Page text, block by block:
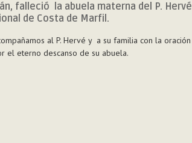
falleció la abuela materna del P. Hervé
de Costa de Marfil.
al P. Hervé y a su familia con la oración
el eterno descanso de su abuela.